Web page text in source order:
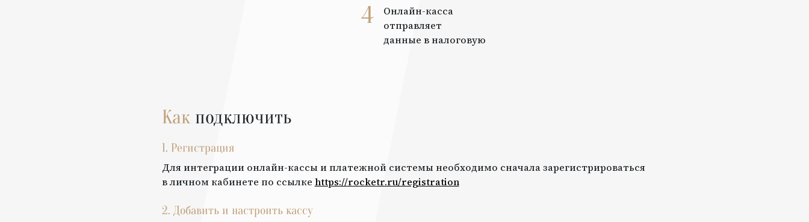
4
Онлайн-касса
отправляет
данные в налоговую
Какподключить
1. Регистрация
Для интеграции онлайн-кассы и платежной системы необходимо сначала зарегистрироваться
в личном кабинете по ссылке https://rocketr.ru/registration
2. Добавить и настроить кассу